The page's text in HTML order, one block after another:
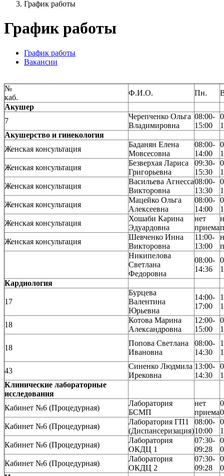
График работы
График работы
График работы
Вакансии
№
каб.
Ф.И.О. Пн.
Акушер
7
Черепченко Ольга
Владимировна
08:00-
15:00
Акушерство и гинекология
Женская консультация
Баданян Елена
Мовсесовна
08:00-
14:00
Женская консультация
Безверхая Лариса
Григорьевна
09:30-
15:30
Женская консультация
Васильева Агнесса
Викторовна
08:00-
13:30
Женская консультация
Мацейко Ольга
Алексеевна
08:00-
14:00
Женская консультация
Хошаби Карина
Эдуардовна
нет
приема
Женская консультация
Шевченко Инна
Викторовна
11:00-
13:00
Никипелова
Светлана
Федоровна
08:00-
14:36
Кардиология
17
Бурцева
Валентина
Юрьевна
14:00-
17:00
18
Котова Марина
Александровна
12:00-
15:00
18
Попова Светлана
Ивановна
08:00-
14:30
43
Синенко Людмила
Ирековна
13:00-
14:30
Клинические лабораторные
исследования
Кабинет №6 (Процедурная)
Лаборатория
БСМП
нет
приема
Кабинет №6 (Процедурная)
Лаборатория ГП1
(Диспансеризация)
08:00-
10:00
Кабинет №6 (Процедурная)
Лаборатория
ОКДЦ 1
07:30-
09:28
Кабинет №6 (Процедурная)
Лаборатория
ОКДЦ 2
07:30-
09:28